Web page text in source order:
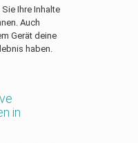
Ihre Inhalte
Auch
Gerät deine
haben.
in